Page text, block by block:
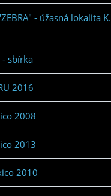
- úžasná lokalita K.
- sbírka
2016
2008
2013
2010